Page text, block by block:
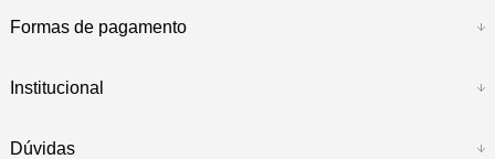
Formas de pagamento
Institucional
Dúvidas